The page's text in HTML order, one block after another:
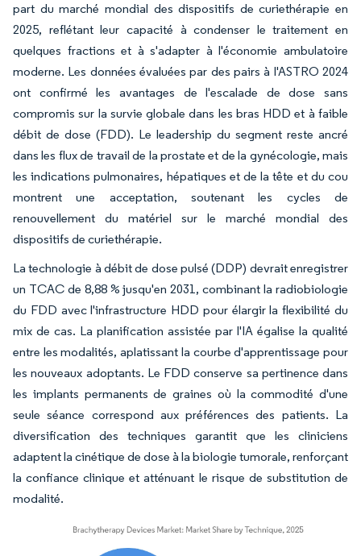
part du marché mondial des dispositifs de curiethérapie en
2025, reflétant leur capacité à condenser le traitement en
quelques fractions et à s'adapter à l'économie ambulatoire
moderne. Les données évaluées par des pairs à l'ASTRO 2024
ont confirmé les avantages de l'escalade de dose sans
compromis sur la survie globale dans les bras HDD et à faible
débit de dose (FDD). Le leadership du segment reste ancré
dans les flux de travail de la prostate et de la gynécologie, mais
les indications pulmonaires, hépatiques et de la tête et du cou
montrent une acceptation, soutenant les cycles de
renouvellement du matériel sur le marché mondial des
dispositifs de curiethérapie.
La technologie à débit de dose pulsé (DDP) devrait enregistrer
un TCAC de 8,88 % jusqu'en 2031, combinant la radiobiologie
du FDD avec l'infrastructure HDD pour élargir la flexibilité du
mix de cas. La planification assistée par l'IA égalise la qualité
entre les modalités, aplatissant la courbe d'apprentissage pour
les nouveaux adoptants. Le FDD conserve sa pertinence dans
les implants permanents de graines où la commodité d'une
seule séance correspond aux préférences des patients. La
diversification des techniques garantit que les cliniciens
adaptent la cinétique de dose à la biologie tumorale, renforçant
la confiance clinique et atténuant le risque de substitution de
modalité.